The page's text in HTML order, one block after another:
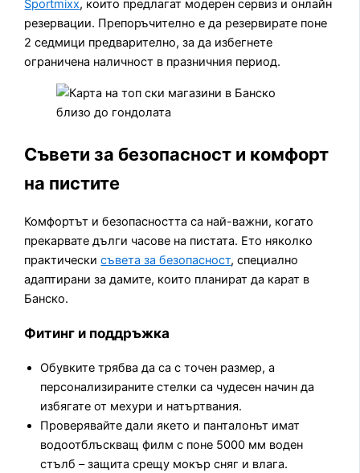
Sportmixx, които предлагат модерен сервиз и онлайн
резервации. Препоръчително е да резервирате поне
2 седмици предварително, за да избегнете
ограничена наличност в празничния период.
Съвети за безопасност и комфорт
на пистите
Комфортът и безопасността са най-важни, когато
прекарвате дълги часове на пистата. Ето няколко
практическисъвета за безопасност, специално
адаптирани за дамите, които планират да карат в
Банско.
Фитинг и поддръжка
Обувките трябва да са с точен размер, а
персонализираните стелки са чудесен начин да
избягате от мехури и натъртвания.
Проверявайте дали якето и панталонът имат
водоотблъскващ филм с поне 5000 мм воден
стълб – защита срещу мокър сняг и влага.